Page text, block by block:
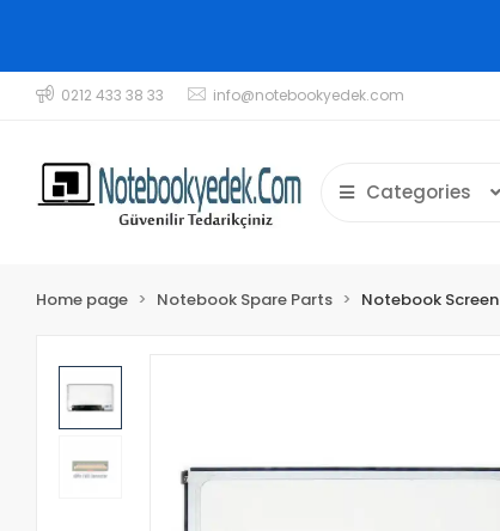
0212 433 38 33 info@notebookyedek.com
Categories
Home page Notebook Spare Parts Notebook Screen